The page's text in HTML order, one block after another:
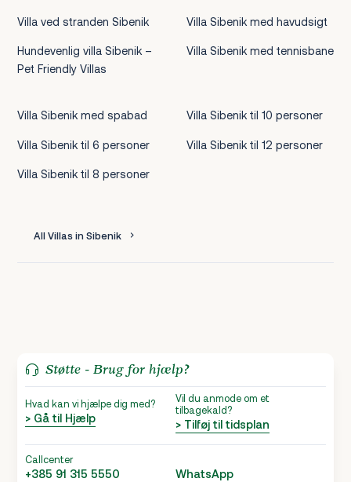
Villa ved stranden Sibenik
Hundevenlig villa Sibenik –
Pet Friendly Villas
Villa Sibenik med havudsigt
Villa Sibenik med tennisbane
Villa Sibenik med spabad
Villa Sibenik til 6 personer
Villa Sibenik til 8 personer
Villa Sibenik til 10 personer
Villa Sibenik til 12 personer
All Villas in Sibenik
Støtte - Brug for hjælp?
Hvad kan vi hjælpe dig med?
> Gå til Hjælp
Vil du anmode om et
tilbagekald?
> Tilføj til tidsplan
Callcenter
+385 91 315 5550 WhatsApp